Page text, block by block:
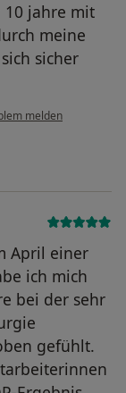
10 jahre mit
meine
sicher
melden
April einer
ich mich
bei der sehr
gefühlt.